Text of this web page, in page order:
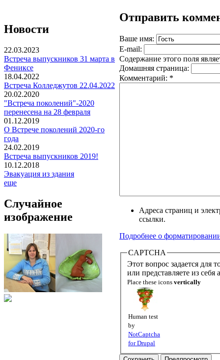
Новости
22.03.2023
Встреча выпускников 31 марта в
Фениксе
18.04.2022
Встреча Колледжутов 22.04.2022
20.02.2020
"Встреча поколений"-2020
перенесена на 28 февраля
01.12.2019
О Встрече поколений 2020-го
года
24.02.2019
Встреча выпускников 2019!
10.12.2018
Эвакуация из здания
еще
Случайное
изображение
Отправить
Ваше имя:
E-mail:
Содержание этого поля
Домашняя страница:
Комментарий: *
Адреса страниц и
ссылки.
Подробнее о
CAPTCHA
Этот вопрос задается для
или представляете из
Place these icons vertically
Human test
by
NotCaptcha
for Drupal